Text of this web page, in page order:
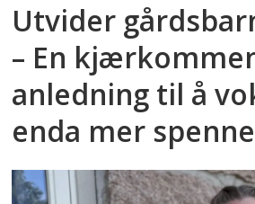
Utvider
– En
anledning til å
enda mer